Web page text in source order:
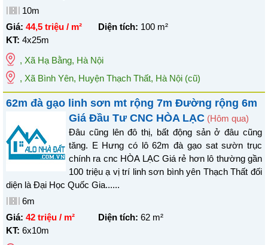
10m
Giá: 44,5 triệu / m² Diện tích: 100 m²
KT: 4x25m
, Xã Hạ Bằng, Hà Nội
, Xã Bình Yên, Huyện Thạch Thất, Hà Nội (cũ)
62m đà gạo linh sơn mt rộng 7m Đường rộng 6m
Giá Đầu Tư CNC HÒA LẠC (Hôm qua)
Đâu cũng lên đô thị, bất động sản ở đâu cũng
tăng. E Hưng có lô 62m đà gạo sat sườn trục
chính ra cnc HÒA LẠC Giá rẻ hơn lô thường gần
100 triệu ạ vị trí linh sơn bình yên Thạch Thất đối
diện là Đại Học Quốc Gia......
6m
Giá: 42 triệu / m² Diện tích: 62 m²
KT: 6x10m